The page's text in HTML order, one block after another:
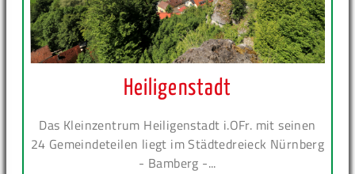
Heiligenstadt
Das Kleinzentrum Heiligenstadt i.OFr. mit seinen
24 Gemeindeteilen liegt im Städtedreieck Nürnberg
- Bamberg -...